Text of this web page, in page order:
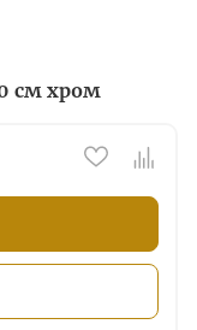
см хром